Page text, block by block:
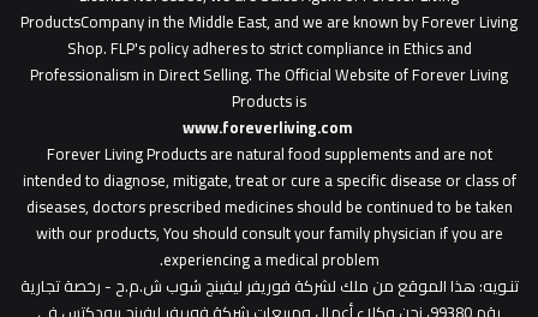
ProductsCompany in the Middle East, and we are known by Forever Living
Shop. FLP's policy adheres to strict compliance in Ethics and
Professionalism in Direct Selling. The Official Website of Forever Living
Products is
www.foreverliving.com
Forever Living Products are natural food supplements and are not
intended to diagnose, mitigate, treat or cure a specific disease or class of
diseases, doctors prescribed medicines should be continued to be taken
with our products, You should consult your family physician if you are
experiencing a medical problem.
تنـويه: هذا الموقع من ملك لشركة فوريفر ليفينج شوب ش.م.ح - رخصة تجارية